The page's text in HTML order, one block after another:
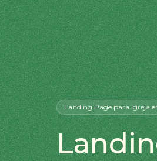
Landing Pagepara Igreja